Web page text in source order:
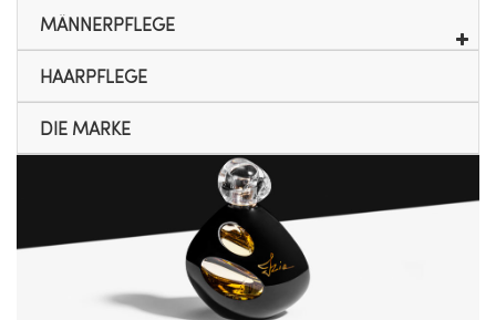
MÄNNERPFLEGE
HAARPFLEGE
DIE MARKE